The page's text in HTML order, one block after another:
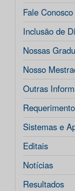
Fale Conosco
Inclusão de
Nossas
Nosso
Outras
Sistemas e
Editais
Notícias
Resultados